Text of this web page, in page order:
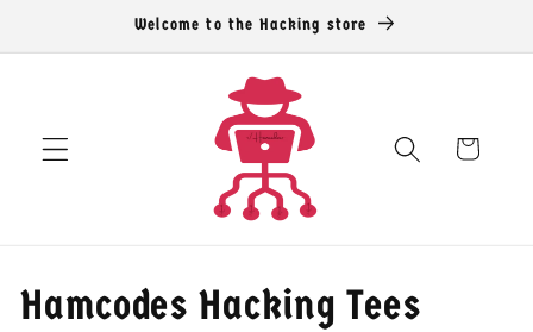
dung
Welcome to the Hacking store
hàng
B
Hamcodes Hacking Tees